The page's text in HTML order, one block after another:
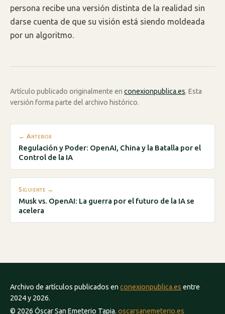
persona recibe una versión distinta de la realidad sin
darse cuenta de que su visión está siendo moldeada
por un algoritmo.
Artículo publicado originalmente en conexionpublica.es. Esta
versión forma parte del archivo histórico.
← Anterior
Regulación y Poder: OpenAI, China y la Batalla por el
Control de la IA
Siguiente →
Musk vs. OpenAI: La guerra por el futuro de la IA se
acelera
Archivo de artículos publicados en conexionpublica.es entre
2024 y 2026.
© 2026 Óscar San Emeterio Tapia. oscarsanemeterio.es